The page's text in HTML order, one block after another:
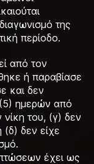
της
περίοδο.
από τον
ή παραβίασε
και δεν
ημερών από
νίκη του, (γ) δεν
(δ) δεν είχε
έχει ως